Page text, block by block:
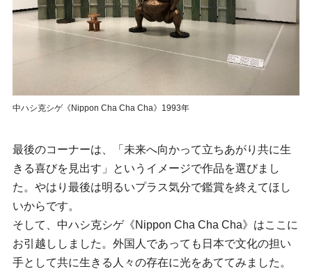
中ハシ克シゲ《Nippon Cha Cha Cha》1993年
最後のコーナーは、「未来へ向かって立ちあがり共に生
きる喜びを見出す」というイメージで作品を選びまし
た。やはり最後は明るいプラス気分で鑑賞を終えてほし
いからです。
そして、中ハシ克シゲ《Nippon Cha Cha Cha》はここに
お引越ししました。外国人であっても日本で文化の担い
手として共に生きる人々の存在に光をあててみました。